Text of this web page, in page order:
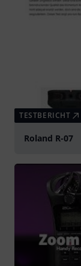
TESTBERICHT
Roland R-07